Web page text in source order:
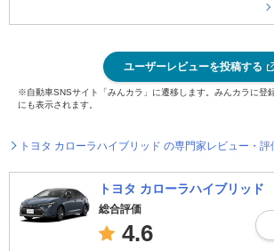
ユーザーレビューを投稿する
※自動車SNSサイト「みんカラ」に遷移します。みんカラに登
にも表示されます。
トヨタ カローラハイブリッド の専門家レビュー・
トヨタ カローラハイブリッド
総合評価
4.6